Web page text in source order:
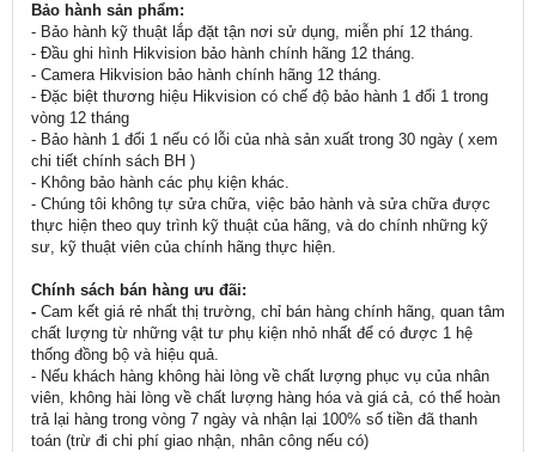
Bảo hành sản phẩm:
- Bảo hành kỹ thuật lắp đặt tận nơi sử dụng, miễn phí 12 tháng.
- Đầu ghi hình Hikvision bảo hành chính hãng 12 tháng.
- Camera Hikvision bảo hành chính hãng 12 tháng.
- Đặc biệt thương hiệu Hikvision có chế độ bảo hành 1 đổi 1 trong
vòng 12 tháng
- Bảo hành 1 đổi 1 nếu có lỗi của nhà sản xuất trong 30 ngày ( xem
chi tiết chính sách BH )
- Không bảo hành các phụ kiện khác.
- Chúng tôi không tự sửa chữa, việc bảo hành và sửa chữa được
thực hiện theo quy trình kỹ thuật của hãng, và do chính những kỹ
sư, kỹ thuật viên của chính hãng thực hiện.
Chính sách bán hàng ưu đãi:
- Cam kết giá rẻ nhất thị trường, chỉ bán hàng chính hãng, quan tâm
chất lượng từ những vật tư phụ kiện nhỏ nhất để có được 1 hệ
thống đồng bộ và hiệu quả.
- Nếu khách hàng không hài lòng về chất lượng phục vụ của nhân
viên, không hài lòng về chất lượng hàng hóa và giá cả, có thể hoàn
trả lại hàng trong vòng 7 ngày và nhận lại 100% số tiền đã thanh
toán (trừ đi chi phí giao nhận, nhân công nếu có)